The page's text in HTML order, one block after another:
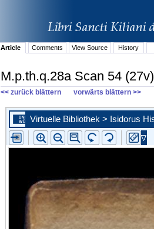
Article
Comments View Source History
M.p.th.q.28a Scan 54 (27v)
<< zurück blättern vorwärts blättern >>